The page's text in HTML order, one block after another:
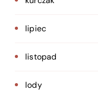
lipiec
listopad
lody